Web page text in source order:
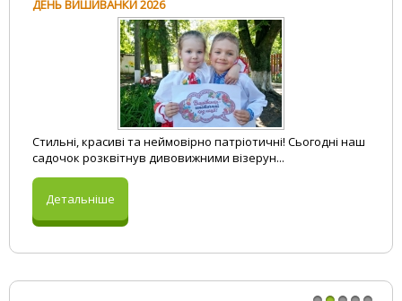
ДЕНЬ ВИШИВАНКИ 2026
Стильні, красиві та неймовірно патріотичні! Сьогодні наш
садочок розквітнув дивовижними візерун...
Детальніше